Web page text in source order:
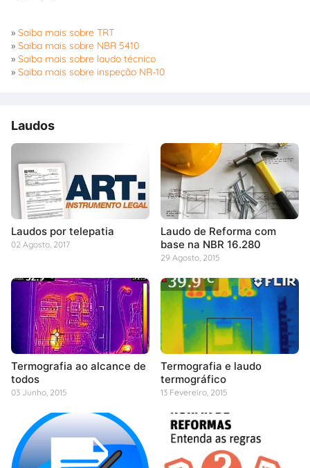
» Saiba mais sobre TRT
» Saiba mais sobre NBR 5410
» Saiba mais sobre laudo técnico
» Saiba mais sobre inspeção NR-10
Laudos
Laudos por telepatia
02 Agosto, 2017
Laudo de Reforma com
base na NBR 16.280
29 Agosto, 2015
Termografia ao alcance de
todos
03 Junho, 2015
Termografia e laudo
termográfico
13 Fevereiro, 2015